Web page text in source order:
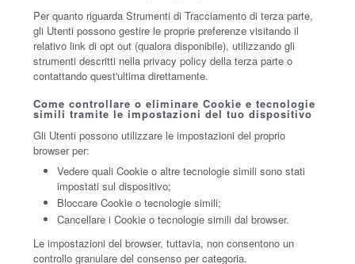
Per quanto riguarda Strumenti di Tracciamento di terza parte,
gli Utenti possono gestire le proprie preferenze visitando il
relativo link di opt out (qualora disponibile), utilizzando gli
strumenti descritti nella privacy policy della terza parte o
contattando quest'ultima direttamente.
Come controllare o eliminare Cookie e tecnologie
simili tramite le impostazioni del tuo dispositivo
Gli Utenti possono utilizzare le impostazioni del proprio
browser per:
Vedere quali Cookie o altre tecnologie simili sono stati
impostati sul dispositivo;
Bloccare Cookie o tecnologie simili;
Cancellare i Cookie o tecnologie simili dal browser.
Le impostazioni del browser, tuttavia, non consentono un
controllo granulare del consenso per categoria.